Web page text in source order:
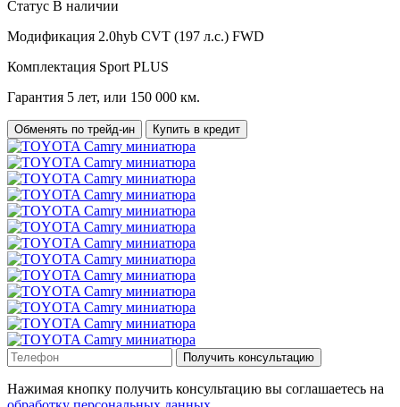
Статус В наличии
Модификация 2.0hyb CVT (197 л.с.) FWD
Комплектация Sport PLUS
Гарантия 5 лет, или 150 000 км.
Обменять по трейд-ин Купить в кредит
Получить консультацию
Нажимая кнопку получить консультацию вы соглашаетесь на